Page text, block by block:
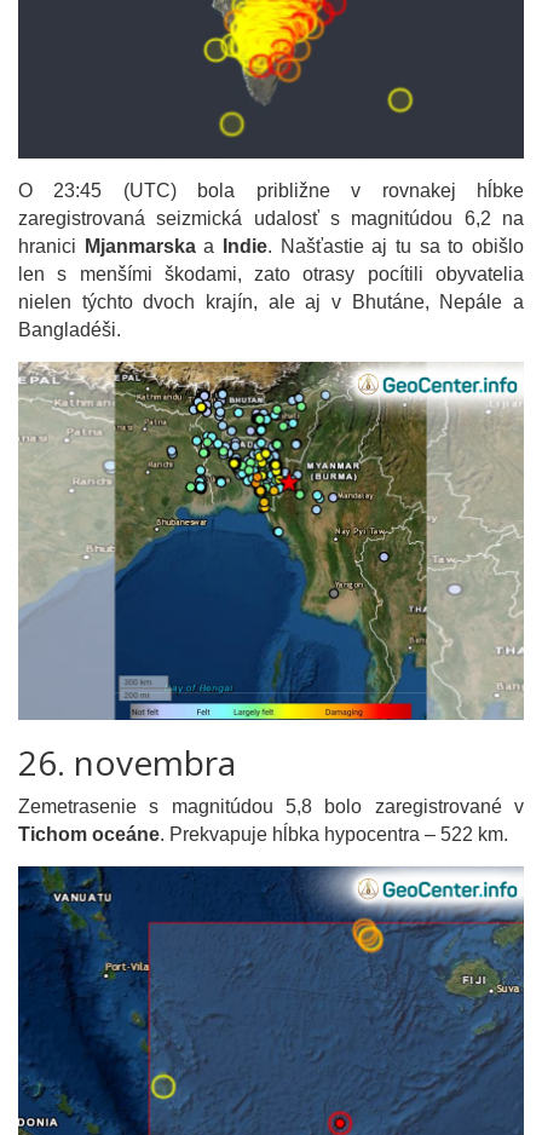
O 23:45 (UTC) bola približne v rovnakej hĺbke
zaregistrovaná seizmická udalosť s magnitúdou 6,2 na
hranici
Mjanmarskaa Indie. Našťastie aj tu sa to obišlo
len s menšími škodami, zato otrasy pocítili obyvatelia
nielen týchto dvoch krajín, ale aj v Bhutáne, Nepále a
Bangladéši.
26. novembra
Zemetrasenie s magnitúdou 5,8 bolo zaregistrované v
Tichom oceáne. Prekvapuje hĺbka hypocentra – 522 km.